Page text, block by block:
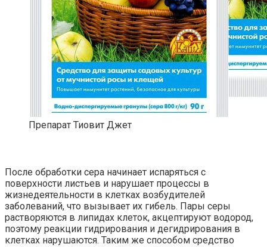
Препарат Тиовит Джет
После обработки сера начинает испаряться с
поверхности листьев и нарушает процессы в
жизнедеятельности в клетках возбудителей
заболеваний, что вызывает их гибель. Пары серы
растворяются в липидах клеток, акцептируют водород,
поэтому реакции гидрирования и дегидрирования в
клетках нарушаются. Таким же способом средство